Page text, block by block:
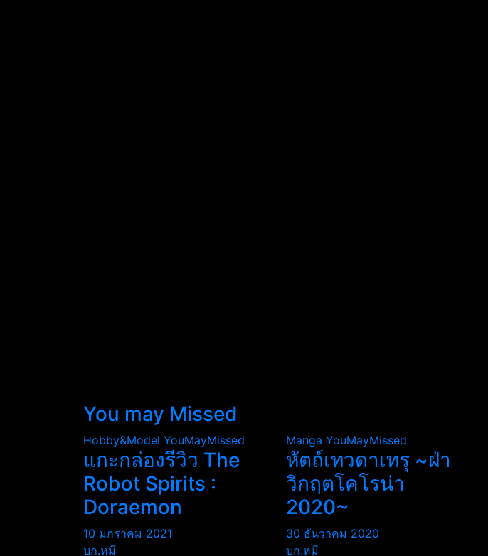
You may Missed
Hobby&Model YouMayMissed
แกะกล่องรีวิว The
Robot Spirits :
Doraemon
10 มกราคม 2021
บก.หมี
Manga YouMayMissed
หัตถ์เทวดาเทรุ ~ฝ่า
วิกฤตโคโรน่า
2020~
30 ธันวาคม 2020
บก.หมี